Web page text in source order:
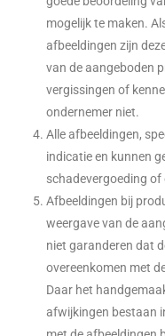
mogelijk te maken.
afbeeldingen zijn
van de aangeboden
vergissingen of
ondernemer niet.
Alle afbeeldingen,
indicatie en kunnen
schadevergoeding
Afbeeldingen bij
weergave van de
niet garanderen dat
overeenkomen met
Daar het
afwijkingen bestaan